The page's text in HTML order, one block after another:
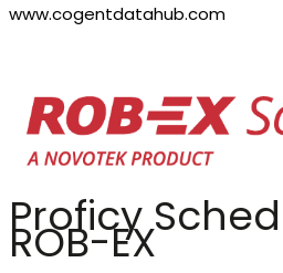
www.cogentdatahub.com
Proficy
ROB-EX